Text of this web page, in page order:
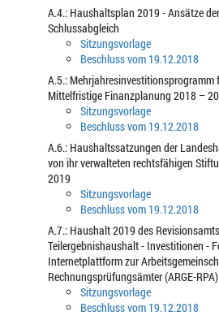
A.4.: Haushaltsplan 2019 - Ansätze
Schlussabgleich
Sitzungsvorlage
Beschluss vom 19.12.2018
A.5.:
Mittelfristige Finanzplanung 2018 –
Sitzungsvorlage
Beschluss vom 19.12.2018
A.6.: Haushaltssatzungen der
von ihr verwalteten rechtsfähigen
2019
Sitzungsvorlage
Beschluss vom 19.12.2018
A.7.: Haushalt 2019 des
Teilergebnishaushalt - Investitionen -
Internetplattform zur
Rechnungsprüfungsämter (ARGE-RPA)
Sitzungsvorlage
Beschluss vom 19.12.2018